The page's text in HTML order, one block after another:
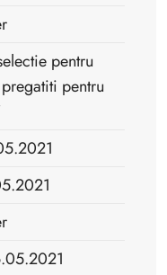
pentru
pentru